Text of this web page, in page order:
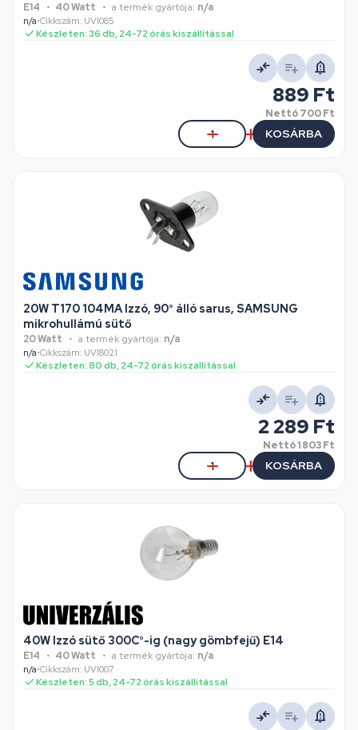
E14 40 Watt a termék gyártója: n/a
n/a•Cikkszám: UVI085
Készleten: 36 db, 24-72 órás kiszállítással
889 Ft
Nettó700 Ft
KOSÁRBA
20W T170 104MA Izzó, 90° álló sarus, SAMSUNG
mikrohullámú sütő
20 Watt a termék gyártója: n/a
n/a•Cikkszám: UVI8021
Készleten: 80 db, 24-72 órás kiszállítással
2 289 Ft
Nettó1 803 Ft
KOSÁRBA
40W Izzó sütő 300C°-ig (nagy gömbfejű) E14
E14 40 Watt a termék gyártója: n/a
n/a•Cikkszám: UVI007
Készleten: 5 db, 24-72 órás kiszállítással